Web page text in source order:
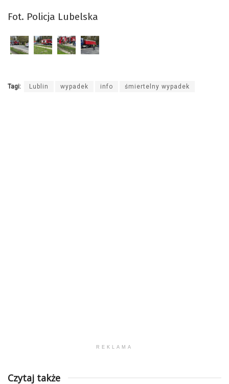
Fot. Policja Lubelska
Tagi: Lublin wypadek info śmiertelny wypadek
REKLAMA
Czytaj także